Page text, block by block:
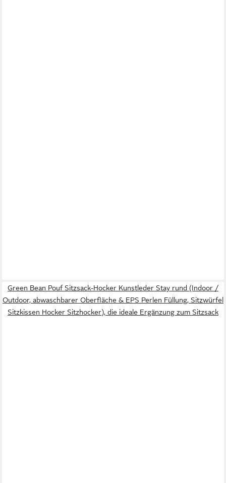
Green Bean Pouf Sitzsack-Hocker Kunstleder Stay rund (Indoor /
Outdoor, abwaschbarer Oberfläche & EPS Perlen Füllung, Sitzwürfel
Sitzkissen Hocker Sitzhocker), die ideale Ergänzung zum Sitzsack